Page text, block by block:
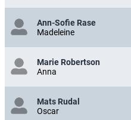
Ann-Sofie Rase
Madeleine
Marie Robertson
Anna
Mats Rudal
Oscar